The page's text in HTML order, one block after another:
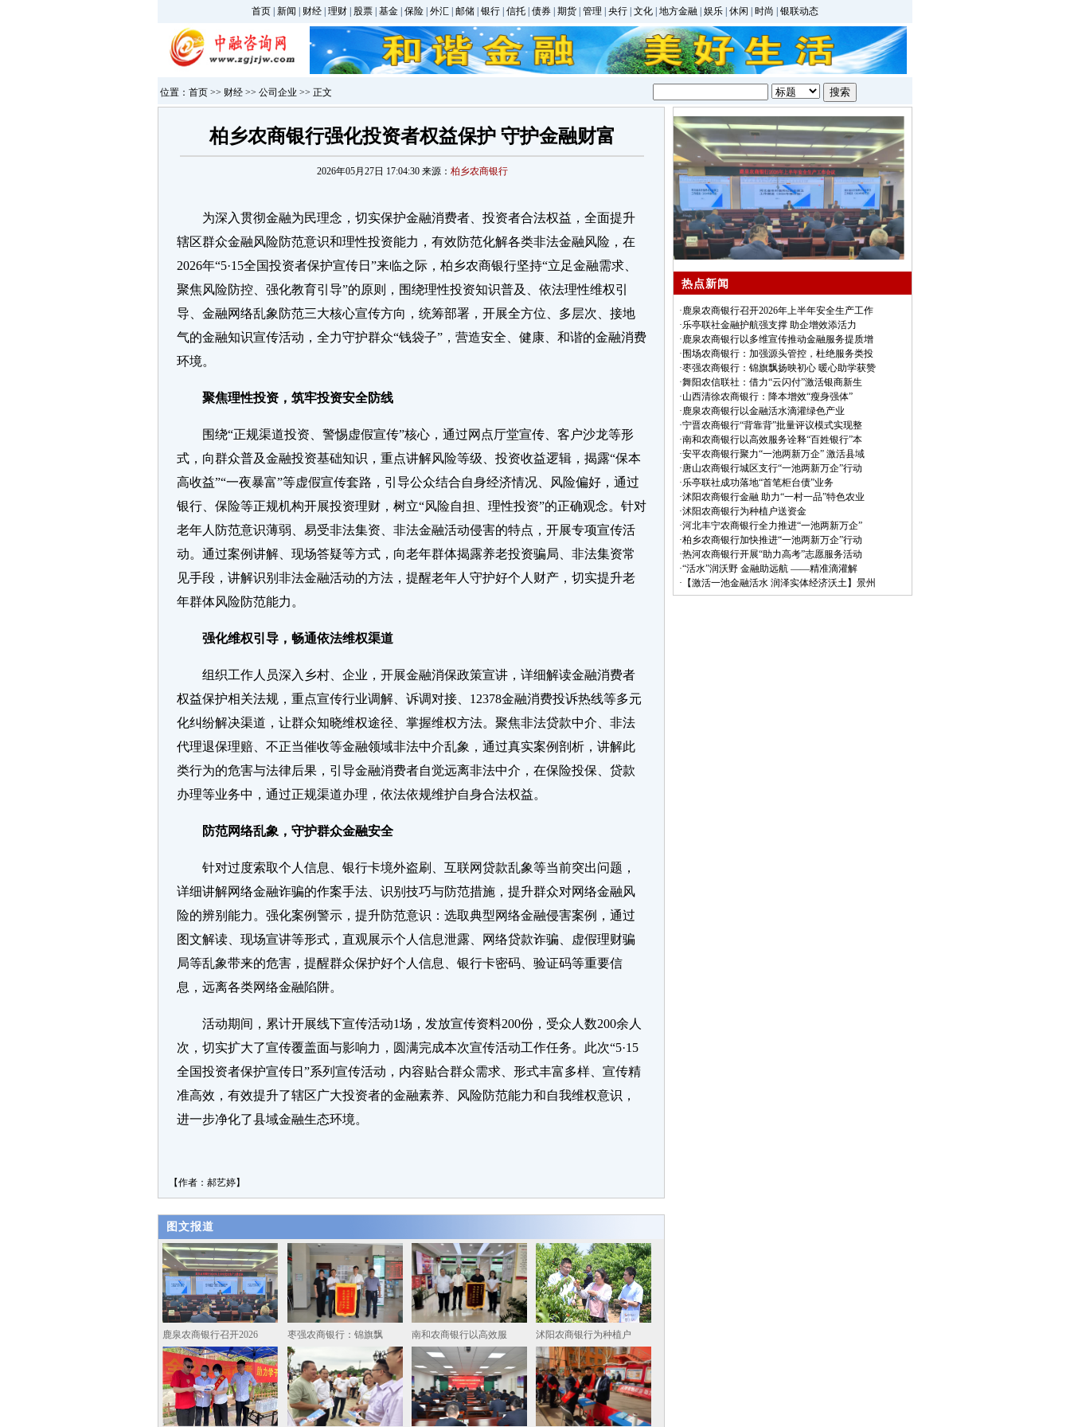
首页 新闻 财经 理财 股票 基金 保险 外汇 邮储 银行 信托 债券 期货 管理 央行 文化 地方金融 娱乐 休闲 时尚 银联动态
位置： 首页 >> 财经 >> 公司企业 >> 正文
柏乡农商银行强化投资者权益保护 守护金融财富
2026年05月27日 17:04:30 来源： 柏乡农商银行
为深入贯彻金融为民理念，切实保护金融消费者、投资者合法权益，全面提升
辖区群众金融风险防范意识和理性投资能力，有效防范化解各类非法金融风险，在
2026年“5·15全国投资者保护宣传日”来临之际，柏乡农商银行坚持“立足金融需求、
聚焦风险防控、强化教育引导”的原则，围绕理性投资知识普及、依法理性维权引
导、金融网络乱象防范三大核心宣传方向，统筹部署，开展全方位、多层次、接地
气的金融知识宣传活动，全力守护群众“钱袋子”，营造安全、健康、和谐的金融消费
环境。
聚焦理性投资，筑牢投资安全防线
围绕“正规渠道投资、警惕虚假宣传”核心，通过网点厅堂宣传、客户沙龙等形
式，向群众普及金融投资基础知识，重点讲解风险等级、投资收益逻辑，揭露“保本
高收益”“一夜暴富”等虚假宣传套路，引导公众结合自身经济情况、风险偏好，通过
银行、保险等正规机构开展投资理财，树立“风险自担、理性投资”的正确观念。针对
老年人防范意识薄弱、易受非法集资、非法金融活动侵害的特点，开展专项宣传活
动。通过案例讲解、现场答疑等方式，向老年群体揭露养老投资骗局、非法集资常
见手段，讲解识别非法金融活动的方法，提醒老年人守护好个人财产，切实提升老
年群体风险防范能力。
强化维权引导，畅通依法维权渠道
组织工作人员深入乡村、企业，开展金融消保政策宣讲，详细解读金融消费者
权益保护相关法规，重点宣传行业调解、诉调对接、12378金融消费投诉热线等多元
化纠纷解决渠道，让群众知晓维权途径、掌握维权方法。聚焦非法贷款中介、非法
代理退保理赔、不正当催收等金融领域非法中介乱象，通过真实案例剖析，讲解此
类行为的危害与法律后果，引导金融消费者自觉远离非法中介，在保险投保、贷款
办理等业务中，通过正规渠道办理，依法依规维护自身合法权益。
防范网络乱象，守护群众金融安全
针对过度索取个人信息、银行卡境外盗刷、互联网贷款乱象等当前突出问题，
详细讲解网络金融诈骗的作案手法、识别技巧与防范措施，提升群众对网络金融风
险的辨别能力。强化案例警示，提升防范意识：选取典型网络金融侵害案例，通过
图文解读、现场宣讲等形式，直观展示个人信息泄露、网络贷款诈骗、虚假理财骗
局等乱象带来的危害，提醒群众保护好个人信息、银行卡密码、验证码等重要信
息，远离各类网络金融陷阱。
活动期间，累计开展线下宣传活动1场，发放宣传资料200份，受众人数200余人
次，切实扩大了宣传覆盖面与影响力，圆满完成本次宣传活动工作任务。此次“5·15
全国投资者保护宣传日”系列宣传活动，内容贴合群众需求、形式丰富多样、宣传精
准高效，有效提升了辖区广大投资者的金融素养、风险防范能力和自我维权意识，
进一步净化了县域金融生态环境。
【作者：郝艺婷】
图文报道
鹿泉农商银行召开2026 枣强农商银行：锦旗飘 南和农商银行以高效服 沭阳农商银行为种植户
热点新闻
·鹿泉农商银行召开2026年上半年安全生产工作
·乐亭联社金融护航强支撑 助企增效添活力
·鹿泉农商银行以多维宣传推动金融服务提质增
· 围场农商银行：加强源头管控，杜绝服务类投
·枣强农商银行：锦旗飘扬映初心 暖心助学获赞
·舞阳农信联社：借力“云闪付”激活银商新生
·山西清徐农商银行：降本增效“瘦身强体”
·鹿泉农商银行以金融活水滴灌绿色产业
·宁晋农商银行“背靠背”批量评议模式实现整
·南和农商银行以高效服务诠释“百姓银行”本
·安平农商银行聚力“一池两新万企” 激活县域
·唐山农商银行城区支行“一池两新万企”行动
·乐亭联社成功落地“首笔柜台债”业务
·沭阳农商银行金融 助力“一村一品”特色农业
·沭阳农商银行为种植户送资金
·河北丰宁农商银行全力推进“一池两新万企”
·柏乡农商银行加快推进“一池两新万企”行动
·热河农商银行开展“助力高考”志愿服务活动
·“活水”润沃野 金融助远航 ——精准滴灌解
· 【激活一池金融活水 润泽实体经济沃土】景州